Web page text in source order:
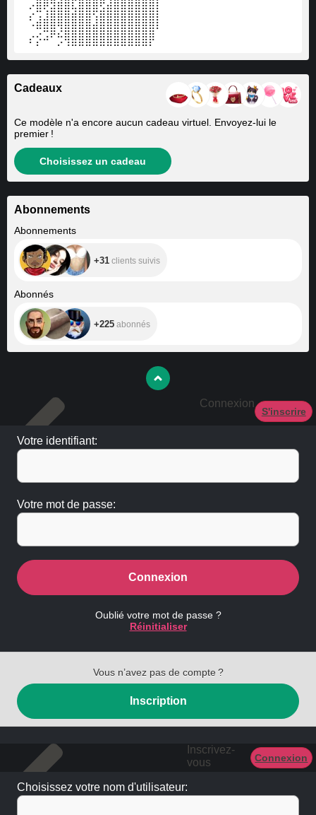
⠀⠔⣿⢟⣽⣿⣿⢧⣿⣿⣿⣫⣾⣿⣿⣿⣿⣿⣿⡇
⠀⠎⣰⣼⣿⣿⣿⣿⣿⣿⢱⣿⣿⣿⣿⣿⣿⣿⣿⡇
⠀⠈⢛⠿⣿⡹⣿⣿⣿⣿⣿⣿⣿⣿⣿⣿⣿⣿⣿⠃⠀⠀⠀⠀
⠀⠎⡕⠚⠁⡩⢻⣿⣿⣿⣿⣿⣿⣿⣿⣿⣿⣿⡟
Cadeaux
Ce modèle n'a encore aucun cadeau virtuel. Envoyez-lui le
premier !
Choisissez un cadeau
Abonnements
Abonnements
+31 clients suivis
Abonnés
+225 abonnés
Connexion
S'inscrire
Votre identifiant:
Votre mot de passe:
Connexion
Oublié votre mot de passe ?
Réinitialiser
Vous n’avez pas de compte ?
Inscription
Inscrivez-
vous
Connexion
Choisissez votre nom d'utilisateur: